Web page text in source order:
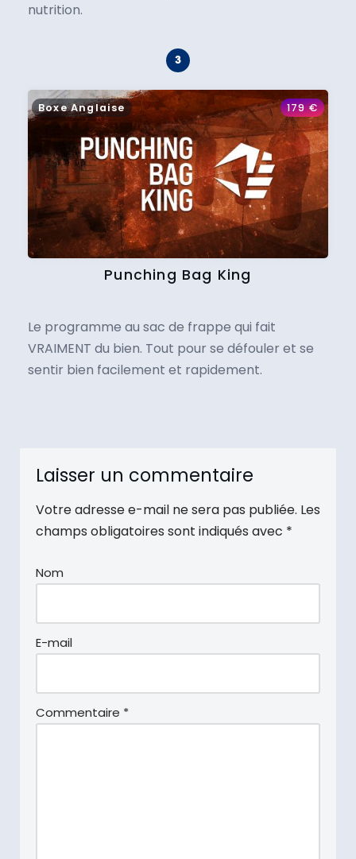
nutrition.
Boxe Anglaise 179€
Punching Bag King
Le programme au sac de frappe qui fait
VRAIMENT du bien. Tout pour se défouler et se
sentir bien facilement et rapidement.
Laisser un commentaire
Votre adresse e-mail ne sera pas publiée. Les
champs obligatoires sont indiqués avec *
Nom
E-mail
Commentaire *